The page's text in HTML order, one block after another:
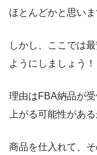
ほとんどかと思いま
しかし、ここでは
ようにしましょう！
理由はFBA納品が
上がる可能性があ
商品を仕入れて、